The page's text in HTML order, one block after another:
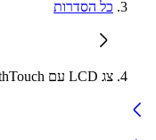
כל הסדרות
צג LCD עם SmoothTouch